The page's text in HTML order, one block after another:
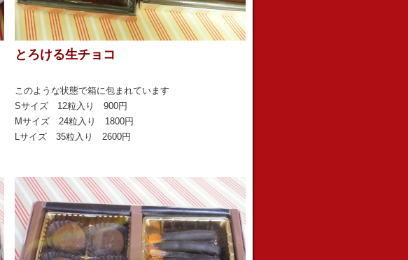
とろける生チョコ
このような状態で箱に包まれています
Sサイズ 12粒入り 900円
Mサイズ 24粒入り 1800円
Lサイズ 35粒入り 2600円